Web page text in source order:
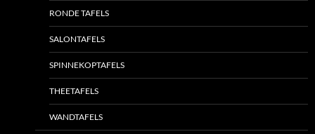
RONDE TAFELS
SALONTAFELS
SPINNEKOPTAFELS
THEETAFELS
WANDTAFELS